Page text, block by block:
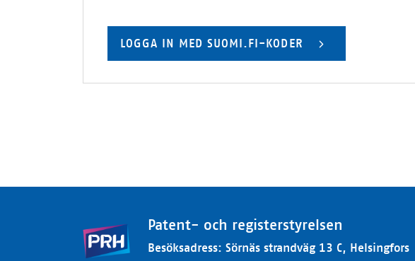
LOGGA IN MED SUOMI.FI-KODER
Patent- och registerstyrelsen
Besöksadress: Sörnäs strandväg 13 C, Helsingfors